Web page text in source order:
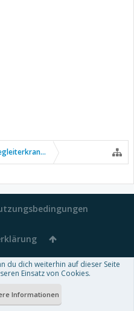
-Deutsch von xenDach
ThemeHouse
du dich weiterhin auf dieser Seite
Einsatz von Cookies.
Informationen